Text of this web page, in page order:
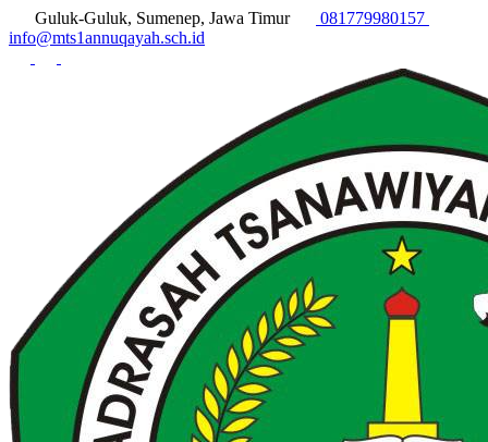
Guluk-Guluk, Sumenep, Jawa Timur
081779980157
info@mts1annuqayah.sch.id